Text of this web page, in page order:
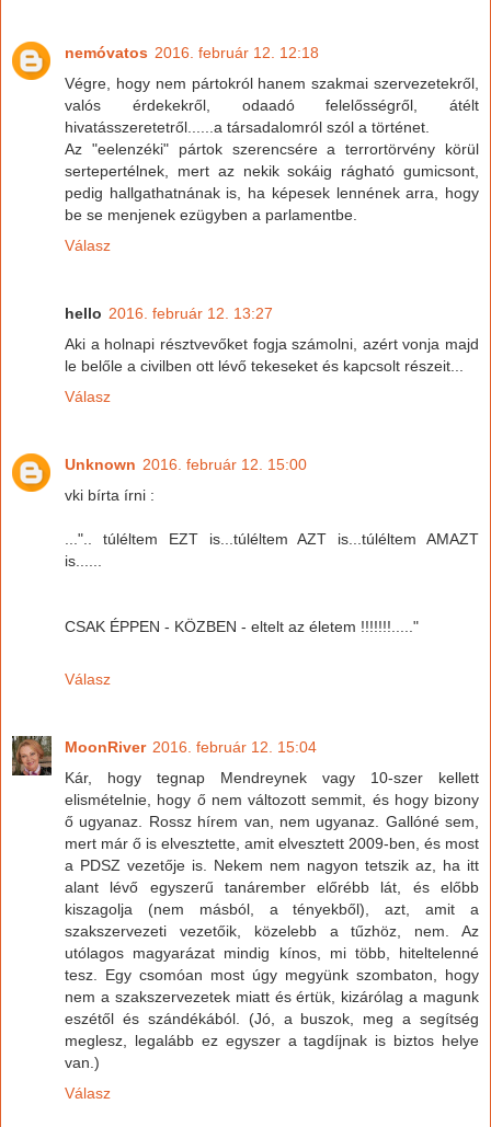
nemóvatos 2016. február 12. 12:18
Végre, hogy nem pártokról hanem szakmai szervezetekről,
valós érdekekről, odaadó felelősségről, átélt
hivatásszeretetről......a társadalomról szól a történet.
Az "eelenzéki" pártok szerencsére a terrortörvény körül
sertepertélnek, mert az nekik sokáig rágható gumicsont,
pedig hallgathatnának is, ha képesek lennének arra, hogy
be se menjenek ezügyben a parlamentbe.
Válasz
hello 2016. február 12. 13:27
Aki a holnapi résztvevőket fogja számolni, azért vonja majd
le belőle a civilben ott lévő tekeseket és kapcsolt részeit...
Válasz
Unknown 2016. február 12. 15:00
vki bírta írni :
...".. túléltem EZT is...túléltem AZT is...túléltem AMAZT
is......
CSAK ÉPPEN - KÖZBEN - eltelt az életem !!!!!!!....."
Válasz
MoonRiver 2016. február 12. 15:04
Kár, hogy tegnap Mendreynek vagy 10-szer kellett
elismételnie, hogy ő nem változott semmit, és hogy bizony
ő ugyanaz. Rossz hírem van, nem ugyanaz. Gallóné sem,
mert már ő is elvesztette, amit elvesztett 2009-ben, és most
a PDSZ vezetője is. Nekem nem nagyon tetszik az, ha itt
alant lévő egyszerű tanárember előrébb lát, és előbb
kiszagolja (nem másból, a tényekből), azt, amit a
szakszervezeti vezetőik, közelebb a tűzhöz, nem. Az
utólagos magyarázat mindig kínos, mi több, hiteltelenné
tesz. Egy csomóan most úgy megyünk szombaton, hogy
nem a szakszervezetek miatt és értük, kizárólag a magunk
eszétől és szándékából. (Jó, a buszok, meg a segítség
meglesz, legalább ez egyszer a tagdíjnak is biztos helye
van.)
Válasz